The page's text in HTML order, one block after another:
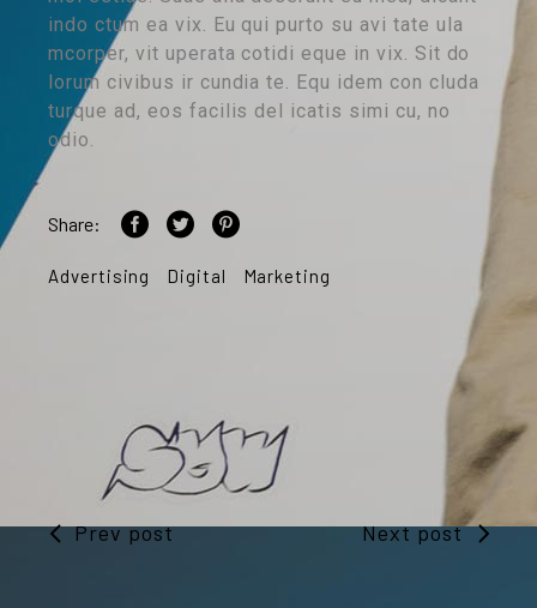
indo ctum ea vix. Eu qui purto su avi tate ula
mcorper, vit uperata cotidi eque in vix. Sit do
lorum civibus ir cundia te. Equ idem con cluda
turque ad, eos facilis del icatis simi cu, no
odio.
Share:
Advertising Digital Marketing
Prev post Next post